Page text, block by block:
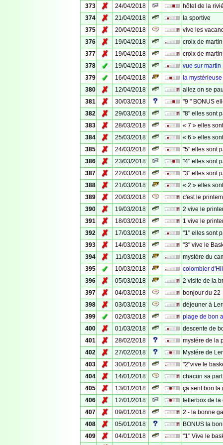
373
✗ 24/04/2018
hôtel de la
374
✗ 21/04/2018
la sportive
375
✗ 20/04/2018
vive les
376
✗ 19/04/2018
croix de
377
✗ 19/04/2018
croix de
378
✓ 19/04/2018
vue sur martin
379
✓ 16/04/2018
la mystérieuse
380
✗ 12/04/2018
allez on se
381
✗ 30/03/2018
"9 " BONUS
382
✗ 29/03/2018
"8" elles sont
383
✗ 28/03/2018
« 7 » elles
384
✗ 25/03/2018
« 6 » elles
385
✗ 24/03/2018
"5" elles sont
386
✗ 23/03/2018
"4" elles sont
387
✗ 22/03/2018
"3" elles sont
388
✗ 21/03/2018
« 2 » elles
389
✗ 20/03/2018
c'est le
390
✗ 19/03/2018
2 vive le
391
✗ 18/03/2018
1 vive le
392
✗ 17/03/2018
"1" elles sont
393
✗ 14/03/2018
"3" vive le
394
✗ 11/03/2018
mystére du
395
✓ 10/03/2018
colombier
396
✗ 05/03/2018
2 visite de la
397
✗ 04/03/2018
bonjour du 22
398
✗ 03/03/2018
déjeuner à
399
✓ 02/03/2018
plage de bon
400
✗ 01/03/2018
descente de
401
✗ 28/02/2018
mystére de la
402
✗ 27/02/2018
Mystére de
403
✗ 30/01/2018
"2"vive le
404
✗ 14/01/2018
chacun sa part
405
✗ 13/01/2018
ça sent bon la
406
✗ 12/01/2018
letterbox de la
407
✗ 09/01/2018
2 - la bonne
408
✗ 05/01/2018
BONUS la
409
✗ 04/01/2018
"1" Vive le